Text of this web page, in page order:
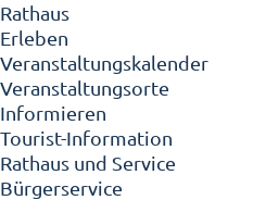
Rathaus
Erleben
Veranstaltungskalender
Veranstaltungsorte
Informieren
Tourist-Information
Rathaus und Service
Bürgerservice